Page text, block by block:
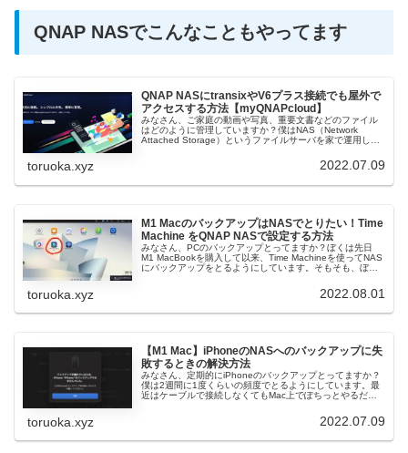
QNAP NASでこんなこともやってます
QNAP NASにtransixやV6プラス接続でも屋外で
アクセスする方法【myQNAPcloud】
みなさん、ご家庭の動画や写真、重要文書などのファイル
はどのように管理していますか？僕はNAS（Network
Attached Storage）というファイルサーバを家で運用して
toruoka.xyz 2022.07.09
M1 MacのバックアップはNASでとりたい！Time
Machine をQNAP NASで設定する方法
みなさん、PCのバックアップとってますか？ぼくは先日
M1 MacBookを購入して以来、Time Machineを使ってNAS
にバックアップをとるようにしています。そもそも、ぼく
toruoka.xyz 2022.08.01
【M1 Mac】iPhoneのNASへのバックアップに失
敗するときの解決方法
みなさん、定期的にiPhoneのバックアップとってますか？
僕は2週間に1度くらいの頻度でとるようにしています。最
近はケーブルで接続しなくてもMac上でぽちっとやるだけ
toruoka.xyz 2022.07.09